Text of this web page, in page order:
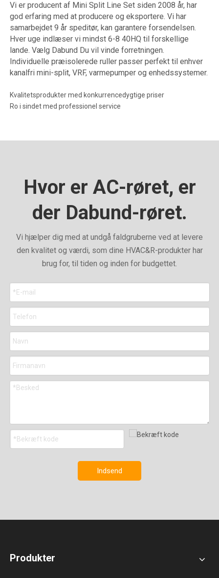
Vi er producent af Mini Split Line Set siden 2008 år, har
god erfaring med at producere og eksportere. Vi har
samarbejdet 9 år speditør, kan garantere forsendelsen.
Hver uge indlæser vi mindst 6-8 40HQ til forskellige
lande. Vælg Dabund Du vil vinde forretningen.
Individuelle præisolerede ruller passer perfekt til enhver
kanalfri mini-split, VRF, varmepumper og enhedssystemer.
Kvalitetsprodukter med konkurrencedygtige priser
Ro i sindet med professionel service
Hvor er AC-røret, er
der Dabund-røret.
Vi hjælper dig med at undgå faldgruberne ved at levere
den kvalitet og værdi, som dine HVAC&R-produkter har
brug for, til tiden og inden for budgettet.
Indsend
Produkter